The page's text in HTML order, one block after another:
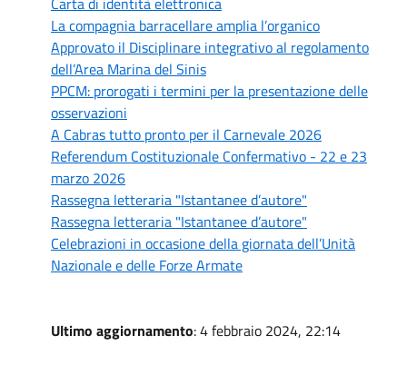
La compagnia barracellare amplia l’organico
Approvato il Disciplinare integrativo al regolamento
dell’Area Marina del Sinis
PPCM: prorogati i termini per la presentazione delle
osservazioni
A Cabras tutto pronto per il Carnevale 2026
Referendum Costituzionale Confermativo - 22 e 23
marzo 2026
Rassegna letteraria "Istantanee d’autore"
Rassegna letteraria "Istantanee d’autore"
Celebrazioni in occasione della giornata dell’Unità
Nazionale e delle Forze Armate
Ultimo aggiornamento: 4 febbraio 2024, 22:14